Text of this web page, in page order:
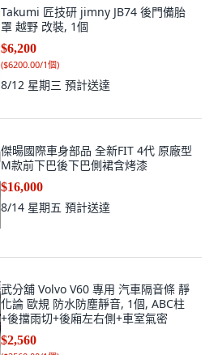
Takumi 匠技研 jimny JB74 後門備胎
罩 越野 改裝, 1個
$6,200
($6200.00/1個)
8/12 星期三 預計送達
傑暘國際車身部品 全新FIT 4代 原廠型
M款前下巴後下巴側裙含烤漆
$16,000
8/14 星期五 預計送達
武分舖 Volvo V60 專用 汽車隔音條 靜
化論 歐規 防水防塵靜音, 1個, ABC柱
+後擋雨切+後廂左右側+車室氣密
$2,560